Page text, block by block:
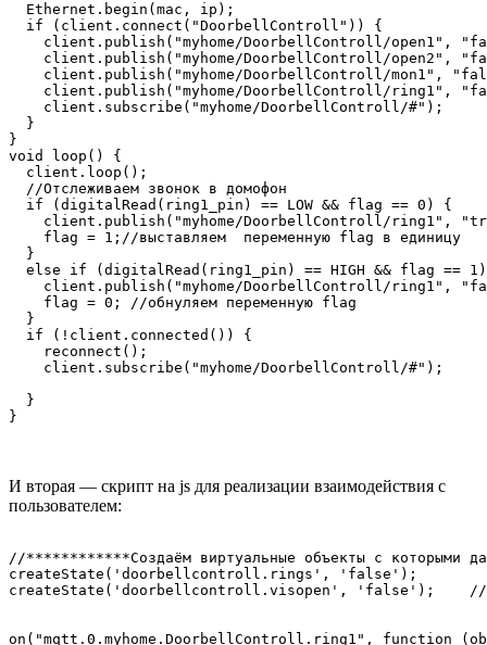
  Ethernet.begin(mac, ip);
  if (client.connect("DoorbellControll")) {
client.publish("myhome/DoorbellControll/open1",
client.publish("myhome/DoorbellControll/open2",
client.publish("myhome/DoorbellControll/mon1",
client.publish("myhome/DoorbellControll/ring1",
    client.subscribe("myhome/DoorbellControll/#");
  }
}
void loop() {
  client.loop();
  //Отслеживаем звонок в домофон
  if (digitalRead(ring1_pin) == LOW && flag == 0) {
client.publish("myhome/DoorbellControll/ring1",
    flag = 1;//выставляем  переменную flag в единицу
  }
else if (digitalRead(ring1_pin) == HIGH && flag ==
client.publish("myhome/DoorbellControll/ring1",
    flag = 0; //обнуляем переменную flag
  }
  if (!client.connected()) {
    reconnect();
    client.subscribe("myhome/DoorbellControll/#");
  }
}
И вторая — скрипт на js для реализации взаимодействия с
пользователем:
//************Создаём виртуальные объекты с которыми
createState('doorbellcontroll.rings', 'false');
createState('doorbellcontroll.visopen', 'false');    //
on("mqtt.0.myhome.DoorbellControll.ring1", function